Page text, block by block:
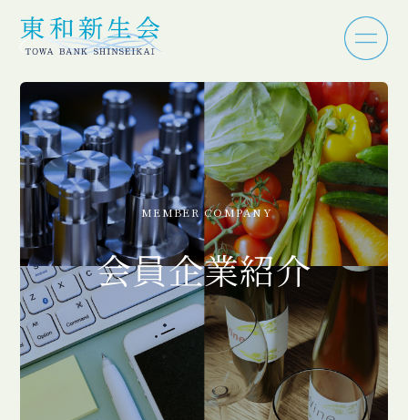
MEMBER COMPANY
会員企業紹介